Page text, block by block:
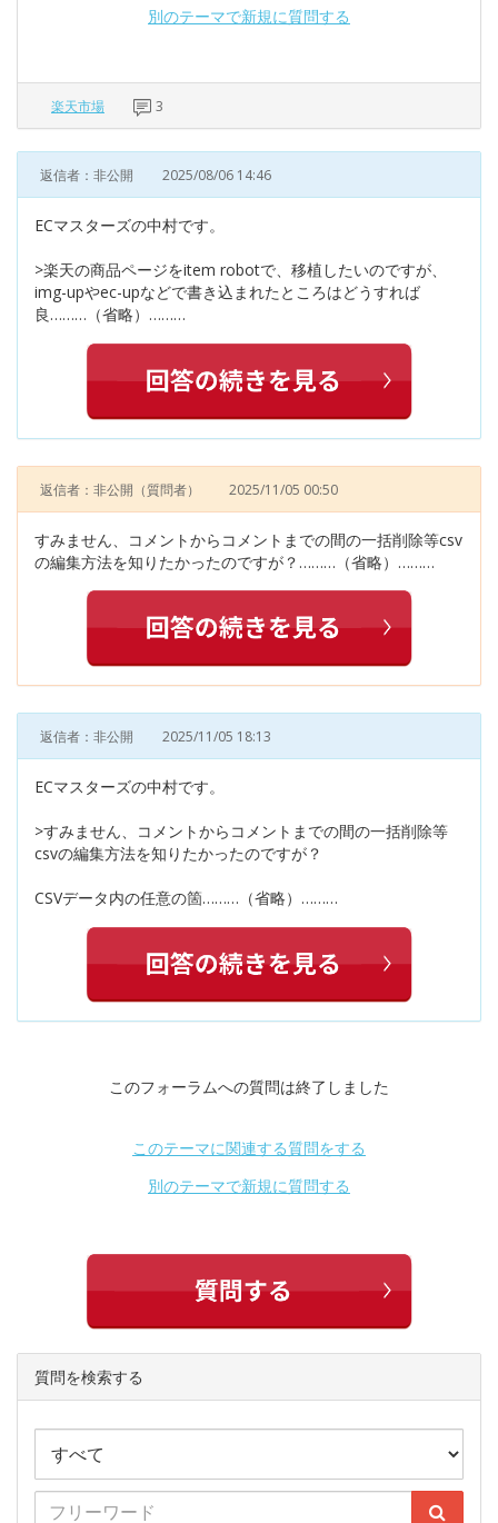
別のテーマで新規に質問する
楽天市場 3
返信者：非公開 2025/08/06 14:46
ECマスターズの中村です。
>楽天の商品ページをitem robotで、移植したいのですが、
img-upやec-upなどで書き込まれたところはどうすれば
良………（省略）………
返信者：非公開 （質問者） 2025/11/05 00:50
すみません、コメントからコメントまでの間の一括削除等csv
の編集方法を知りたかったのですが？………（省略）………
返信者：非公開 2025/11/05 18:13
ECマスターズの中村です。
>すみません、コメントからコメントまでの間の一括削除等
csvの編集方法を知りたかったのですが？
CSVデータ内の任意の箇………（省略）………
このフォーラムへの質問は終了しました
このテーマに関連する質問をする
別のテーマで新規に質問する
質問を検索する